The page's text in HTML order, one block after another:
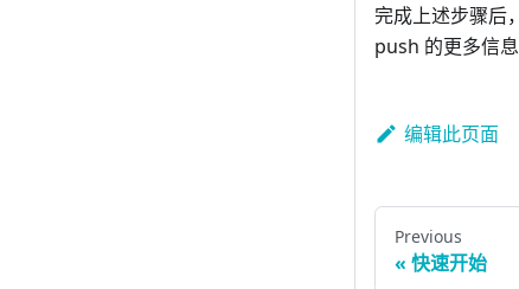
完成上述步骤后
push 的更多信
编辑此页面
Previous
快速开始